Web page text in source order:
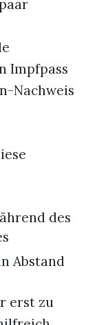
Impfpass
Nachweis
des
Abstand
erst zu